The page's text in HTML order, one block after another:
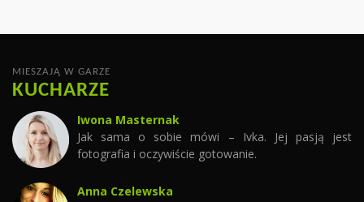
MIESZAJĄ W GARZE
KUCHARZE
Iwona Masternak
Jak sama o sobie mówi – Ivka. Jej pasją jest
fotografia i oczywiście gotowanie.
Anna Czelewska